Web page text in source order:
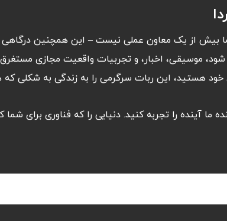
ما بیش از یک معاون عملی نیست – این همچنین درگاهی
موسیقی، اخبار، و تجربیات واقعیت مجازی
خود هستید، این ربات سرگرمی را به زندگی به شکلی
ما آینده را تجربه کنید. دنیایی را که فناوری برای